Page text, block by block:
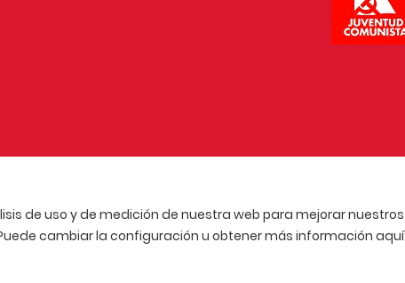
de uso y de medición de nuestra web para mejorar nuestros
cambiar la configuración u obtener más información aquí: